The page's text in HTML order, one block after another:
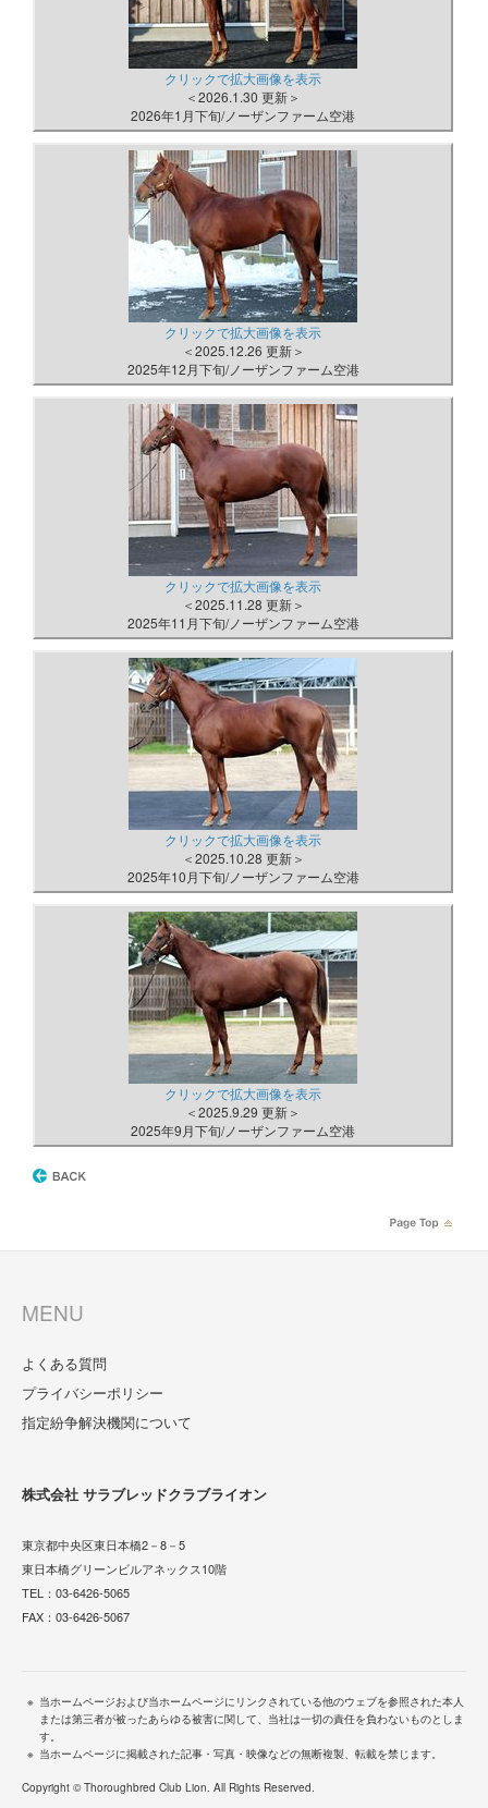
クリックで拡大画像を表示
＜2026.1.30 更新＞
2026年1月下旬/ノーザンファーム空港
クリックで拡大画像を表示
＜2025.12.26 更新＞
2025年12月下旬/ノーザンファーム空港
クリックで拡大画像を表示
＜2025.11.28 更新＞
2025年11月下旬/ノーザンファーム空港
クリックで拡大画像を表示
＜2025.10.28 更新＞
2025年10月下旬/ノーザンファーム空港
クリックで拡大画像を表示
＜2025.9.29 更新＞
2025年9月下旬/ノーザンファーム空港
MENU
よくある質問
プライバシーポリシー
指定紛争解決機関について
株式会社 サラブレッドクラブライオン
東京都中央区東日本橋2－8－5
東日本橋グリーンビルアネックス10階
TEL： 03-6426-5065
FAX：03-6426-5067
当ホームページおよび当ホームページにリンクされている他のウェブを参照された本人
または第三者が被ったあらゆる被害に関して、当社は一切の責任を負わないものとしま
す。
当ホームページに掲載された記事・写真・映像などの無断複製、転載を禁じます。
Copyright © Thoroughbred Club Lion. All Rights Reserved.